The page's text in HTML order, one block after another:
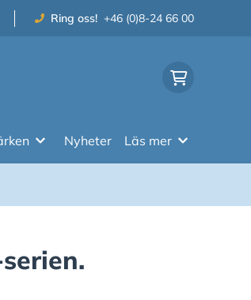
Ring oss! +46 (0)8-24 66 00
Nyheter Läs mer